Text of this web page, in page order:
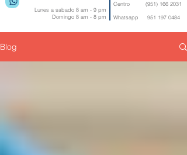
Lunes a sabado 8 am - 9 pm
Domingo 8 am - 8 pm
Centro (951) 166 2031
Whatsapp 951 197 0484
Blog